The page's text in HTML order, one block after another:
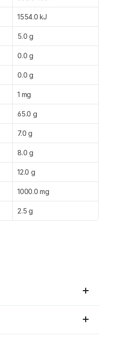
1554.0 kJ
5.0 g
0.0 g
0.0 g
1 mg
65.0 g
7.0 g
8.0 g
12.0 g
1000.0 mg
2.5 g